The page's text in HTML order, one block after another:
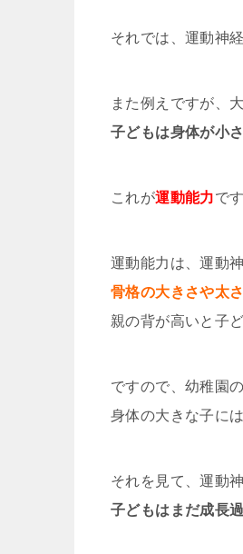
それでは、運動神
また例えですが、
子どもは身体が小
これが運動能力です
運動能力は、運動
骨格の大きさや太
親の背が高いと子
ですので、幼稚園
身体の大きな子に
それを見て、運動
子どもはまだ成長